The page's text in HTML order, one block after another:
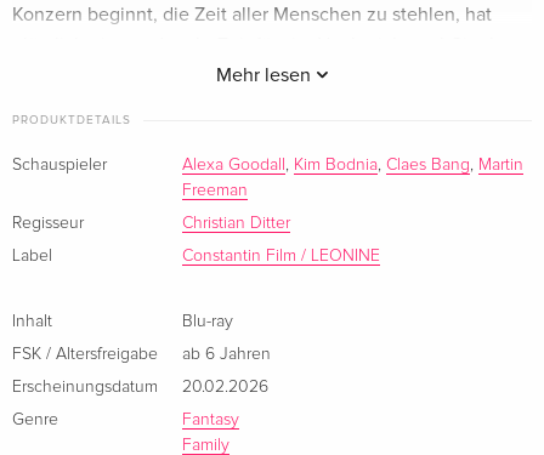
Mehr lesen
Konzern beginnt, die Zeit aller Menschen zu stehlen, hat
Momo verzweifelt. Doch dann taucht eine geheimnisvolle
den Zeit-Dieben aufnehmen – doch wird ihr Plan aufgehen?
Ein spannender Wettlauf gegen die Zeit beginnt …
PRODUKTDETAILS
Schauspieler Alexa Goodall , Kim Bodnia, Claes Bang, Martin
Freeman
Regisseur
Christian Ditter
Label
Constantin Film / LEONINE
Inhalt
Blu-ray
FSK / Altersfreigabe
ab 6 Jahren
Erscheinungsdatum
20.02.2026
Genre
Fantasy
Family